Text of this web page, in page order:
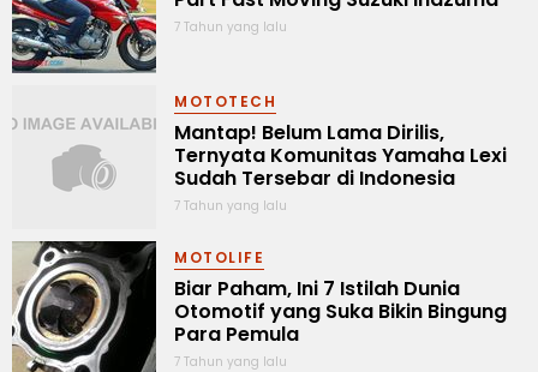
7 Tahun yang lalu
MOTOTECH
Mantap! Belum Lama Dirilis,
Ternyata Komunitas Yamaha Lexi
Sudah Tersebar di Indonesia
7 Tahun yang lalu
MOTOLIFE
Biar Paham, Ini 7 Istilah Dunia
Otomotif yang Suka Bikin Bingung
Para Pemula
7 Tahun yang lalu